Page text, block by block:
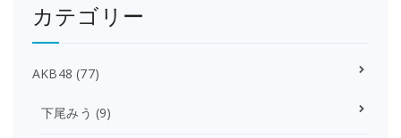
カテゴリー
AKB48 (77)
下尾みう (9)